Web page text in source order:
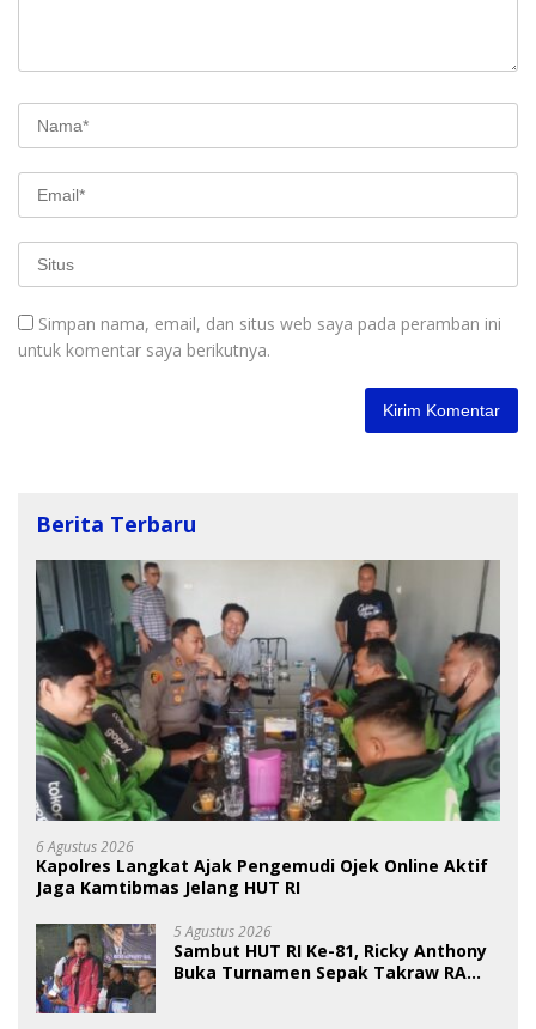
Simpan nama, email, dan situs web saya pada peramban ini
untuk komentar saya berikutnya.
Berita Terbaru
6 Agustus 2026
Kapolres Langkat Ajak Pengemudi Ojek Online Aktif
Jaga Kamtibmas Jelang HUT RI
5 Agustus 2026
Sambut HUT RI Ke-81, Ricky Anthony
Buka Turnamen Sepak Takraw RA